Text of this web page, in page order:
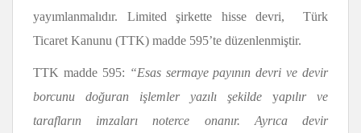
yayımlanmalıdır. Limited şirkette hisse devri,
Türk
Ticaret Kanunu (TTK) madde 595’te düzenlenmiştir.
TTK madde 595: “Esas sermaye payının devri ve devir
borcunu doğuran işlemler yazılı şekilde yapılır ve
tarafların imzaları noterce onanır. Ayrıca devir